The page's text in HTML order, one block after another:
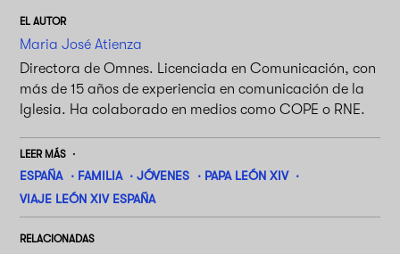
EL AUTOR
Maria José Atienza
Directora de Omnes. Licenciada en Comunicación, con
más de 15 años de experiencia en comunicación de la
Iglesia. Ha colaborado en medios como COPE o RNE.
LEER MÁS
ESPAÑA FAMILIA JÓVENES
PAPA LEÓN XIV
VIAJE LEÓN XIV ESPAÑA
RELACIONADAS